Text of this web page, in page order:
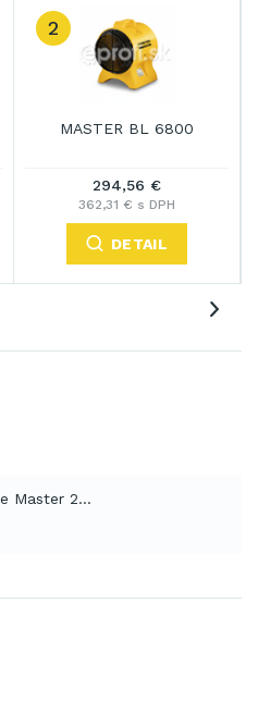
2
MASTER BL 6800
294,56 €
362,31 € s DPH
DETAIL
Katalog-Odvlhcovace Master 2011-2012 (PDF)